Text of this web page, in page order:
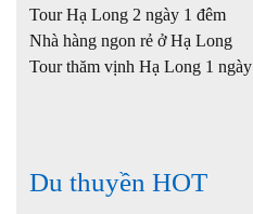
Tour Hạ Long 2 ngày 1 đêm
Nhà hàng ngon rẻ ở Hạ Long
Tour thăm vịnh Hạ Long 1 ngày
Du thuyền HOT